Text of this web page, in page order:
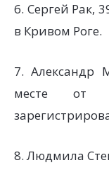
6. Сергей Рак,
в Кривом Роге.
7. Александр
месте от
8. Людмила